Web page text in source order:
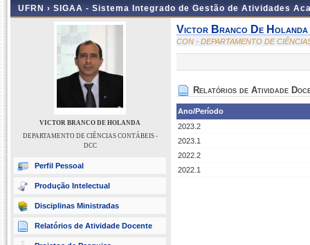
UFRN › SIGAA - Sistema Integrado de Gestão de Atividades
VICTOR BRANCO DE HOLANDA
DEPARTAMENTO DE CIÊNCIAS CONTÁBEIS -
DCC
Perfil Pessoal
Produção Intelectual
Disciplinas Ministradas
Relatórios de Atividade Docente
Victor Branco De Holanda
CON - DEPARTAMENTO DE
Relatórios de Atividade
Ano/Período
2023.2
2023.1
2022.2
2022.1